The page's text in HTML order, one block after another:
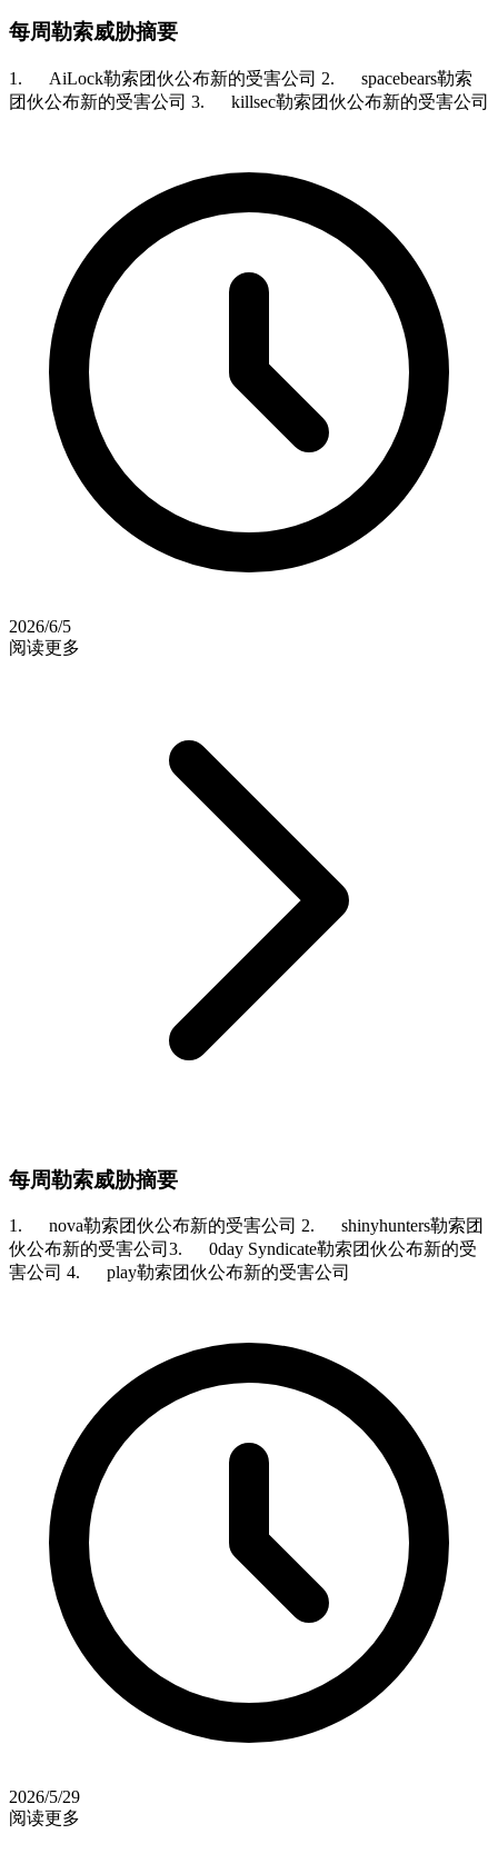
每周勒索威胁摘要
1. AiLock勒索团伙公布新的受害公司 2. spacebears勒索
团伙公布新的受害公司 3. killsec勒索团伙公布新的受害公司
2026/6/5
阅读更多
每周勒索威胁摘要
1. nova勒索团伙公布新的受害公司 2. shinyhunters勒索团
伙公布新的受害公司3. 0day Syndicate勒索团伙公布新的受
害公司 4. play勒索团伙公布新的受害公司
2026/5/29
阅读更多